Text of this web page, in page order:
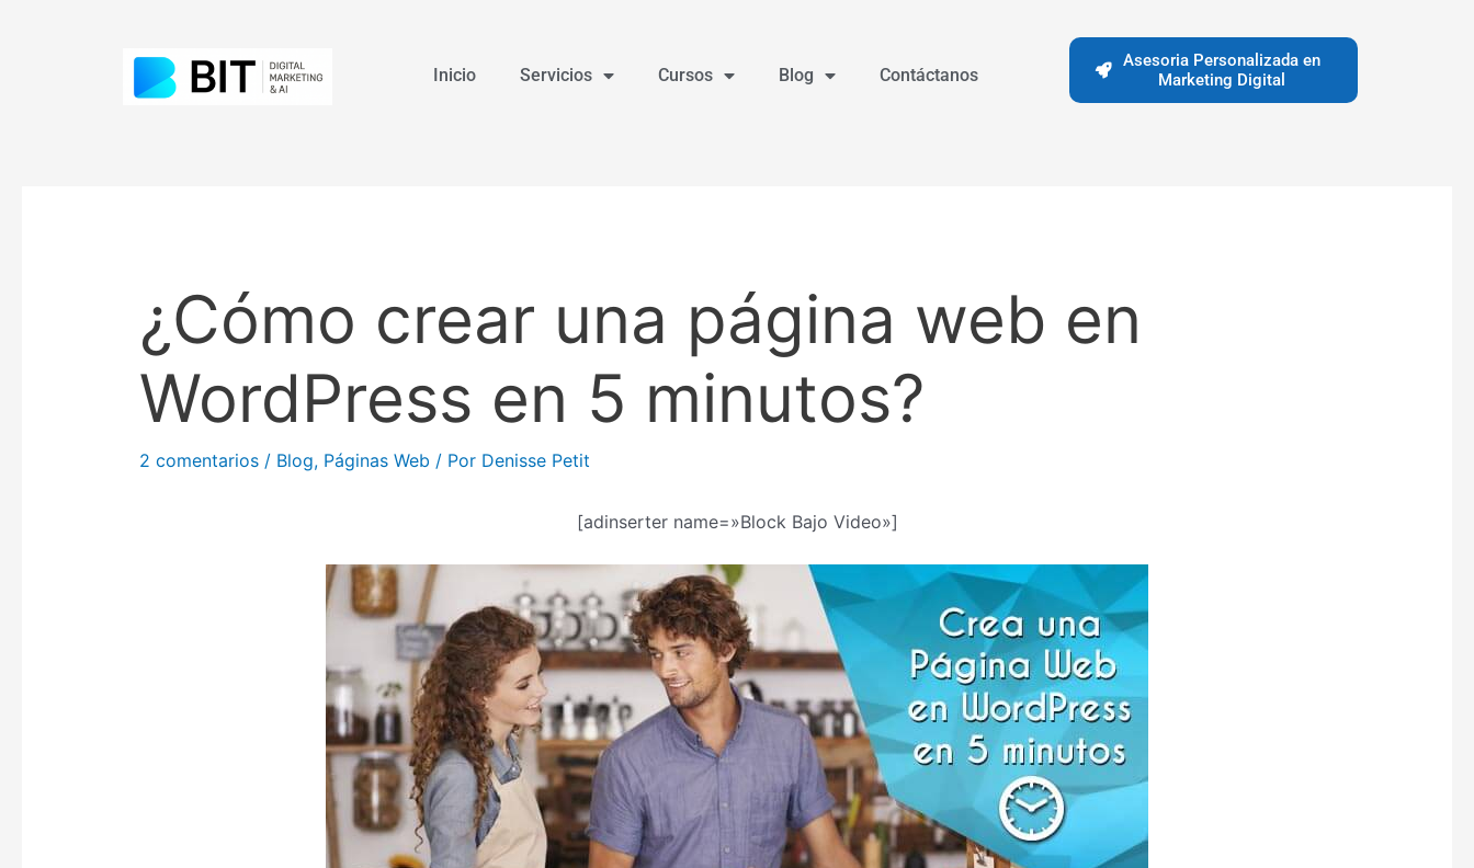
Inicio Servicios Cursos Blog Contáctanos
Asesoria Personalizada en
Marketing Digital
¿Cómo crear una página web en
WordPress en 5 minutos?
2 comentarios / Blog, Páginas Web / Por Denisse Petit
[adinserter name=»Block Bajo Video»]